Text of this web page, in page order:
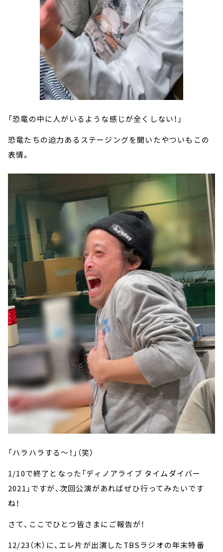
「恐竜の中に人がいるような感じが全くしない！」
恐竜たちの迫力あるステージングを聞いたやついもこの
表情。
「ハラハラする～！」（笑）
1/10で終了となった「ディノアライブ タイムダイバー
2021」ですが、次回公演があればぜひ行ってみたいです
ね！
さて、ここでひとつ皆さまにご報告が！
12/23（木）に、エレ片が出演したTBSラジオの年末特番